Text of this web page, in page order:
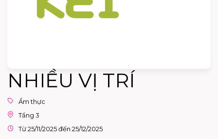
NHIỀU VỊ TRÍ
Ẩm thực
Tầng 3
Từ 25/11/2025 đến 25/12/2025